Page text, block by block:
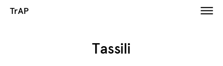
TrAP
Tassili